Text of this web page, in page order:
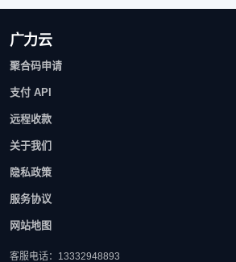
广力云
聚合码申请
支付 API
远程收款
关于我们
隐私政策
服务协议
网站地图
客服电话：13332948893